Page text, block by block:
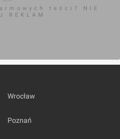
teści? NIE
REKLAM
Wrocław
Poznań